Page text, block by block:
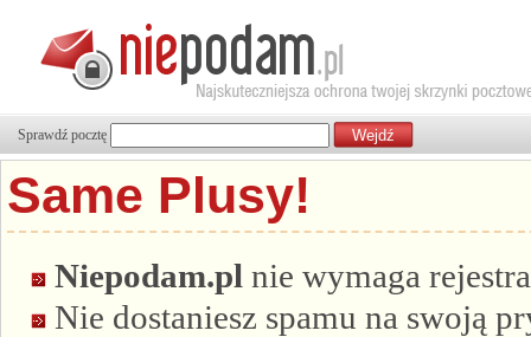
Sprawdź pocztę
Same Plusy!
Niepodam.pl nie wymaga
Nie dostaniesz spamu na swoją